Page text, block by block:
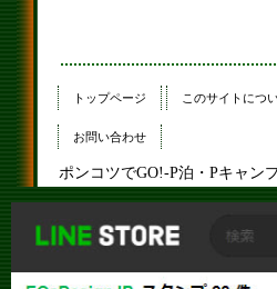
トップページ このサイトにつ
お問い合わせ
ポンコツでGO!-P泊・Pキャン